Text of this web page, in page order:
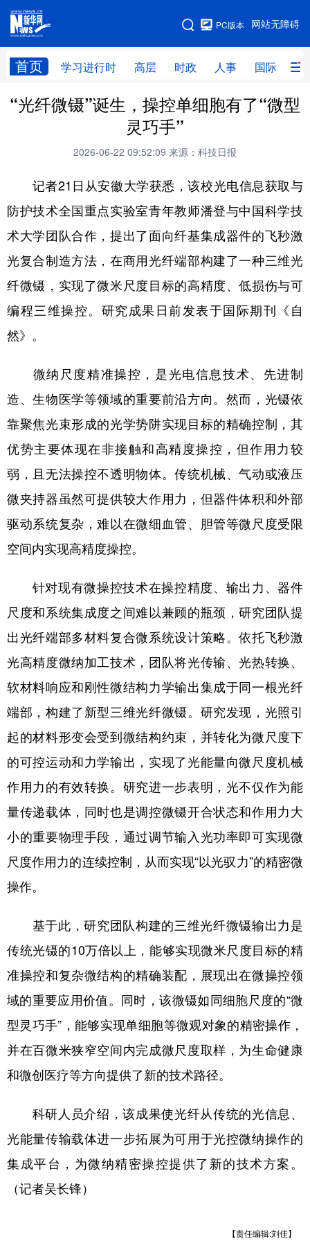
网站无障碍
PC版本
首页 学习进行时 高层 时政 人事 国际 财
网站地图
学习进行时 高层 时政 人事
财经
科技 科创 量子 体育
文化 书画 健康 军事
法律 中央文件 金融 汽车
食品 人居 信息化 数字经济
学术中国
彩票 娱乐 时尚 悦读
公益 一带一路 亚太网 上市公司
文化产业
地方频道
浙江 安徽 福建 江西
四川 贵州 云南 西藏
陕西 甘肃 青海 宁夏
新疆 内蒙古 黑龙江
多语种频道
English Español Français عربى
“光纤微镊”诞生，操控单细胞有了“微型
灵巧手”
2026-06-22 09:52:09 来源：科技日报
记者21日从安徽大学获悉，该校光电信息获取与
防护技术全国重点实验室青年教师潘登与中国科学技
术大学团队合作，提出了面向纤基集成器件的飞秒激
光复合制造方法，在商用光纤端部构建了一种三维光
纤微镊，实现了微米尺度目标的高精度、低损伤与可
编程三维操控。研究成果日前发表于国际期刊《自
然》。
微纳尺度精准操控，是光电信息技术、先进制
造、生物医学等领域的重要前沿方向。然而，光镊依
靠聚焦光束形成的光学势阱实现目标的精确控制，其
优势主要体现在非接触和高精度操控，但作用力较
弱，且无法操控不透明物体。传统机械、气动或液压
微夹持器虽然可提供较大作用力，但器件体积和外部
驱动系统复杂，难以在微细血管、胆管等微尺度受限
空间内实现高精度操控。
针对现有微操控技术在操控精度、输出力、器件
尺度和系统集成度之间难以兼顾的瓶颈，研究团队提
出光纤端部多材料复合微系统设计策略。依托飞秒激
光高精度微纳加工技术，团队将光传输、光热转换、
软材料响应和刚性微结构力学输出集成于同一根光纤
端部，构建了新型三维光纤微镊。研究发现，光照引
起的材料形变会受到微结构约束，并转化为微尺度下
的可控运动和力学输出，实现了光能量向微尺度机械
作用力的有效转换。研究进一步表明，光不仅作为能
量传递载体，同时也是调控微镊开合状态和作用力大
小的重要物理手段，通过调节输入光功率即可实现微
尺度作用力的连续控制，从而实现“以光驭力”的精密微
操作。
基于此，研究团队构建的三维光纤微镊输出力是
传统光镊的10万倍以上，能够实现微米尺度目标的精
准操控和复杂微结构的精确装配，展现出在微操控领
域的重要应用价值。同时，该微镊如同细胞尺度的“微
型灵巧手”，能够实现单细胞等微观对象的精密操作，
并在百微米狭窄空间内完成微尺度取样，为生命健康
和微创医疗等方向提供了新的技术路径。
科研人员介绍，该成果使光纤从传统的光信息、
光能量传输载体进一步拓展为可用于光控微纳操作的
集成平台，为微纳精密操控提供了新的技术方案。
（记者吴长锋）
【责任编辑:刘佳】